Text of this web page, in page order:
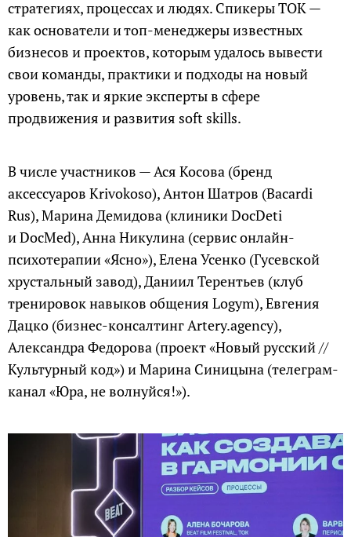
стратегиях, процессах и людях. Спикеры ТОК —
как основатели и топ-менеджеры известных
бизнесов и проектов, которым удалось вывести
свои команды, практики и подходы на новый
уровень, так и яркие эксперты в сфере
продвижения и развития soft skills.
В числе участников — Ася Косова (бренд
аксессуаров Krivokoso), Антон Шатров (Bacardi
Rus), Марина Демидова (клиники DocDeti
и DocMed), Анна Никулина (сервис онлайн-
психотерапии «Ясно»), Елена Усенко (Гусевской
хрустальный завод), Даниил Терентьев (клуб
тренировок навыков общения Logym), Евгения
Дацко (бизнес-консалтинг Artery.agency),
Александра Федорова (проект «Новый русский //
Культурный код») и Марина Синицына (телеграм-
канал «Юра, не волнуйся!»).